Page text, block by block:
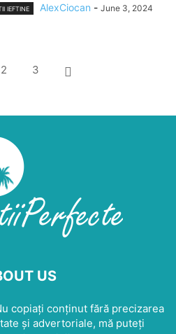
IEFTINE AlexCiocan - June 3, 2024
2 3
US
copiați conținut fără precizarea
și advertoriale, mă puteți